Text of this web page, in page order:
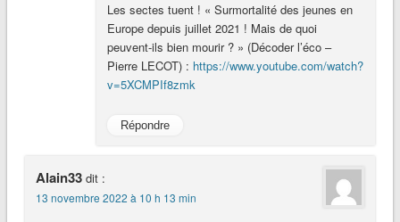
Les sectes tuent ! « Surmortalité des jeunes en
Europe depuis juillet 2021 ! Mais de quoi
peuvent-ils bien mourir ? » (Décoder l’éco –
Pierre LECOT) : https://www.youtube.com/watch?
v=5XCMPIf8zmk
Répondre
Alain33 dit :
13 novembre 2022 à 10 h 13 min